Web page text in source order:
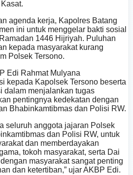
agenda kerja, Kapolres Batang
ini untuk menggelar bakti sosial
1446 Hijriyah. Puluhan
kepada masyarakat kurang
Polsek Tersono.
Edi Rahmat Mulyana
kepada Kapolsek Tersono beserta
dalam menjalankan tugas
pentingnya kedekatan dengan
Bhabinkamtibmas dan Polisi RW.
seluruh anggota jajaran Polsek
dan Polisi RW, untuk
dan memberdayakan
tokoh masyarakat, serta Dai
masyarakat sangat penting
dan ketertiban,” ujar AKBP Edi.